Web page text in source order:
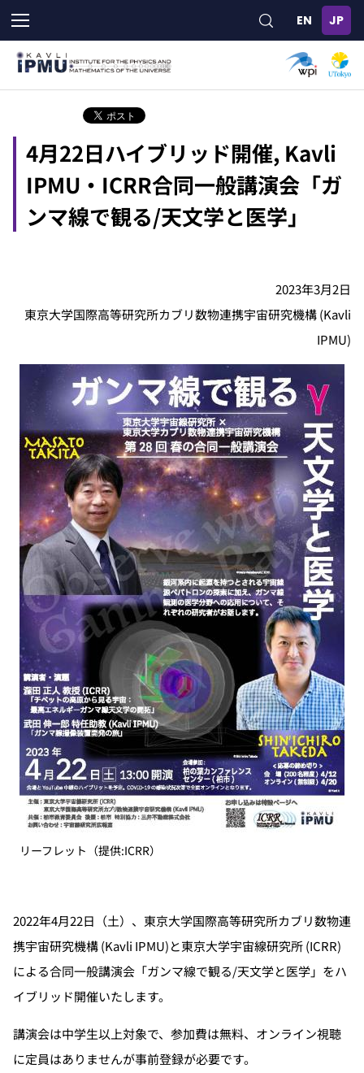
メ
イ
ン
4月22日ハイブリッド開催, Kavli
IPMU・ICRR合同一般講演会「ガ
ンマ線で観る/天文学と医学」
2023年3月2日
東京大学国際高等研究所カブリ数物連携宇宙研究機構 (Kavli
IPMU)
リーフレット（提供:ICRR）
2022年4月22日（土）、東京大学国際高等研究所カブリ数物連
携宇宙研究機構 (Kavli IPMU)と東京大学宇宙線研究所 (ICRR)
による合同一般講演会「ガンマ線で観る/天文学と医学」をハ
イブリッド開催いたします。
講演会は中学生以上対象で、参加費は無料、オンライン視聴
に定員はありませんが事前登録が必要です。